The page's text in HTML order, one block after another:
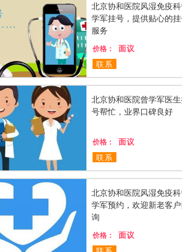
北京协和医院风湿免疫
学军挂号，提供贴心的
服务
价格：
面议
联系
北京协和医院曾学军医
号帮忙，业界口碑良好
价格：
面议
联系
北京协和医院风湿免疫
学军预约，欢迎新老客
询
价格：
面议